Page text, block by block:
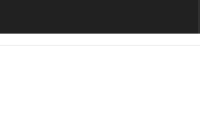
a más de 2.000 expositores